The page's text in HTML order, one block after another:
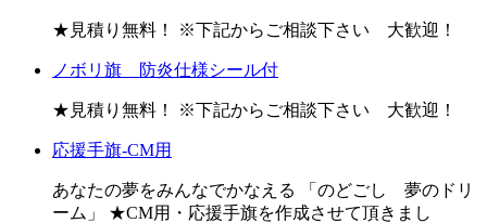
★見積り無料！ ※下記からご相談下さい 大歓迎！
ノボリ旗 防炎仕様シール付
★見積り無料！ ※下記からご相談下さい 大歓迎！
応援手旗-CM用
あなたの夢をみんなでかなえる 「のどごし 夢のドリ
ーム」 ★CM用・応援手旗を作成させて頂きまし